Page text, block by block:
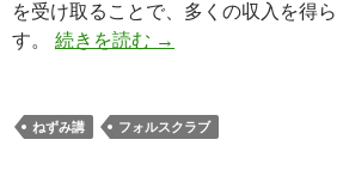
を受け取ることで、多くの収入を得
す。 続きを読む フォルスクラブとね
→
ねずみ講 フォルスクラブ